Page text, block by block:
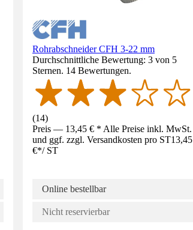
Rohrabschneider CFH 3-22 mm
Durchschnittliche Bewertung: 3 von 5
Sternen. 14 Bewertungen.
(14)
Preis — 13,45 € * Alle Preise inkl. MwSt.
und ggf. zzgl. Versandkosten pro ST13,45
€*/ ST
Online bestellbar
Nicht reservierbar